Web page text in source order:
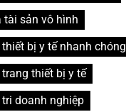
sản vô hình
bị y tế nhanh chóng
thiết bị y tế
doanh nghiệp